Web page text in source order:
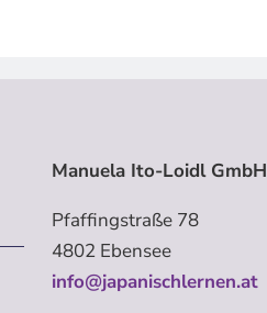
Manuela Ito-Loidl GmbH
Pfaffingstraße 78
4802 Ebensee
info@japanischlernen.at